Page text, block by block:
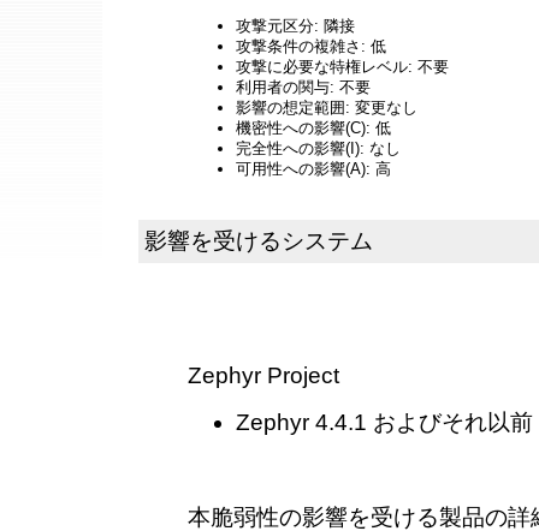
攻撃元区分: 隣接
攻撃条件の複雑さ: 低
攻撃に必要な特権レベル: 不要
利用者の関与: 不要
影響の想定範囲: 変更なし
機密性への影響(C): 低
完全性への影響(I): なし
可用性への影響(A): 高
影響を受けるシステム
Zephyr Project
Zephyr 4.4.1 およびそれ以前
本脆弱性の影響を受ける製品の